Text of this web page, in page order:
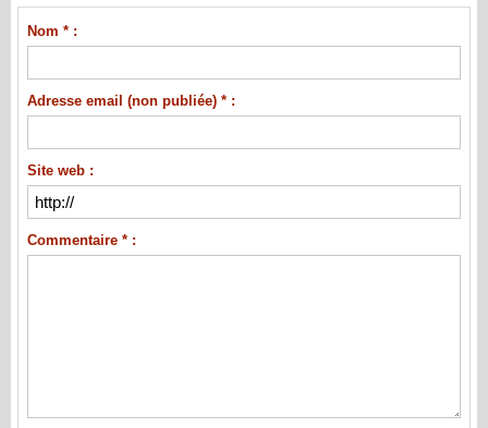
Nom * :
Adresse email (non publiée) * :
Site web :
Commentaire * :